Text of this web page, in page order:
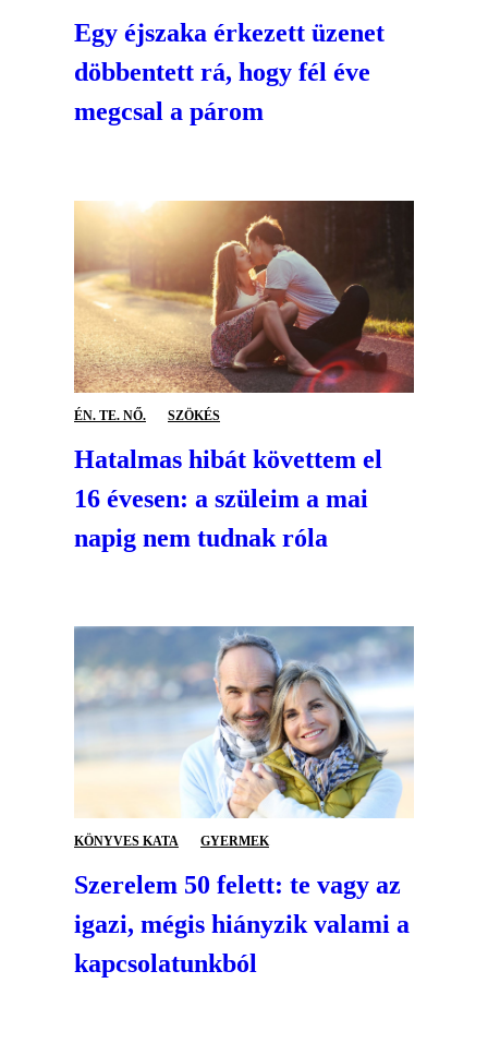
Egy éjszaka érkezett üzenet
döbbentett rá, hogy fél éve
megcsal a párom
ÉN. TE. NŐ. SZÖKÉS
Hatalmas hibát követtem el
16 évesen: a szüleim a mai
napig nem tudnak róla
KÖNYVES KATA GYERMEK
Szerelem 50 felett: te vagy az
igazi, mégis hiányzik valami a
kapcsolatunkból